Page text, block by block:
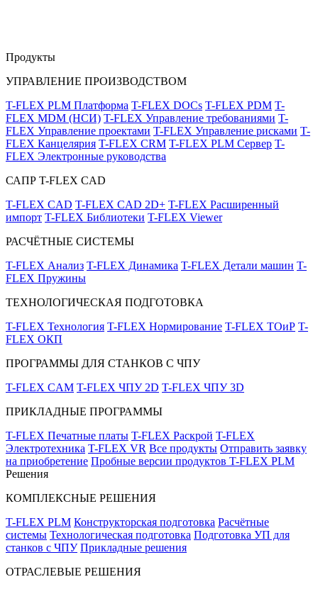
Продукты
УПРАВЛЕНИЕ ПРОИЗВОДСТВОМ
T-FLEX PLM Платформа T-FLEX DOCs T-FLEX PDM T-
FLEX MDM (НСИ) T-FLEX Управление требованиями T-
FLEX Управление проектами T-FLEX Управление рисками T-
FLEX Канцелярия T-FLEX CRM T-FLEX PLM Сервер T-
FLEX Электронные руководства
САПР T-FLEX CAD
T-FLEX CAD T-FLEX CAD 2D+ T-FLEX Расширенный
импорт T-FLEX Библиотеки T-FLEX Viewer
РАСЧЁТНЫЕ СИСТЕМЫ
T-FLEX Анализ T-FLEX Динамика T-FLEX Детали машин T-
FLEX Пружины
ТЕХНОЛОГИЧЕСКАЯ ПОДГОТОВКА
T-FLEX Технология T-FLEX Нормирование T-FLEX ТОиР T-
FLEX ОКП
ПРОГРАММЫ ДЛЯ СТАНКОВ С ЧПУ
T-FLEX CAM T-FLEX ЧПУ 2D T-FLEX ЧПУ 3D
ПРИКЛАДНЫЕ ПРОГРАММЫ
T-FLEX Печатные платы T-FLEX Раскрой T-FLEX
Электротехника T-FLEX VR Все продукты Отправить заявку
на приобретение Пробные версии продуктов T-FLEX PLM
Решения
КОМПЛЕКСНЫЕ РЕШЕНИЯ
T-FLEX PLM Конструкторская подготовка Расчётные
системы Технологическая подготовка Подготовка УП для
станков с ЧПУ Прикладные решения
ОТРАСЛЕВЫЕ РЕШЕНИЯ